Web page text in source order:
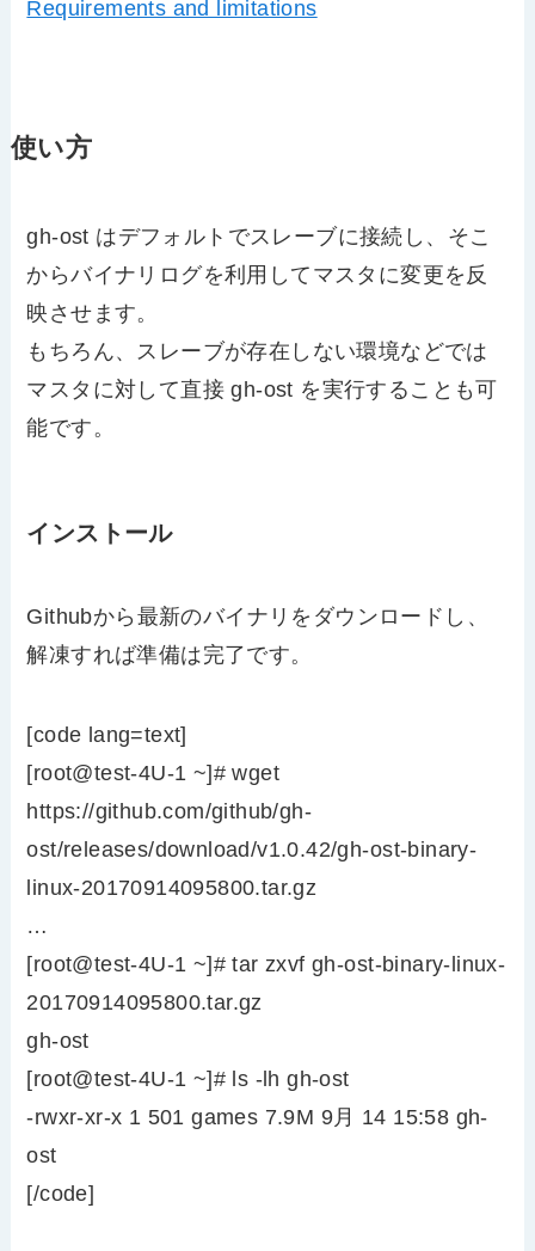
Requirements and limitations
使い方
gh-ost はデフォルトでスレーブに接続し、そこ
からバイナリログを利用してマスタに変更を反
映させます。
もちろん、スレーブが存在しない環境などでは
マスタに対して直接 gh-ost を実行することも可
能です。
インストール
Githubから最新のバイナリをダウンロードし、
解凍すれば準備は完了です。
[code lang=text]
[root@test-4U-1 ~]# wget
https://github.com/github/gh-
ost/releases/download/v1.0.42/gh-ost-binary-
linux-20170914095800.tar.gz
…
[root@test-4U-1 ~]# tar zxvf gh-ost-binary-linux-
20170914095800.tar.gz
gh-ost
[root@test-4U-1 ~]# ls -lh gh-ost
-rwxr-xr-x 1 501 games 7.9M 9月 14 15:58 gh-
ost
[/code]